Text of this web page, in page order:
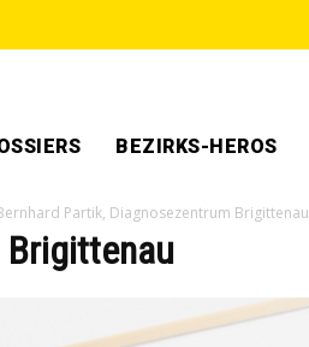
BEZIRKS-HEROS
Partik, Diagnosezentrum Brigittenau
Brigittenau